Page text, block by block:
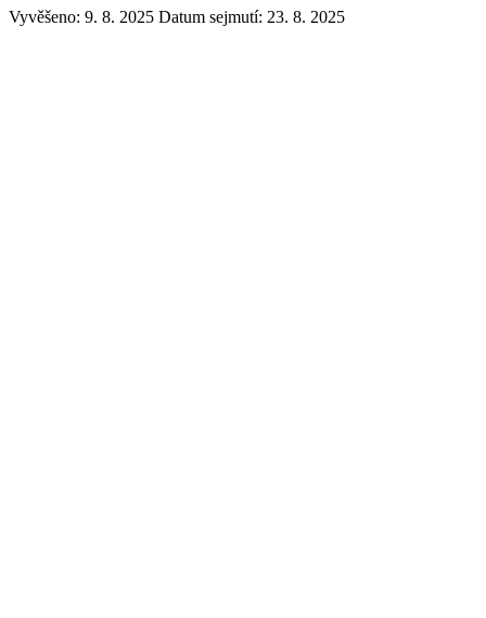
Vyvěšeno: 9. 8. 2025 Datum sejmutí: 23. 8. 2025